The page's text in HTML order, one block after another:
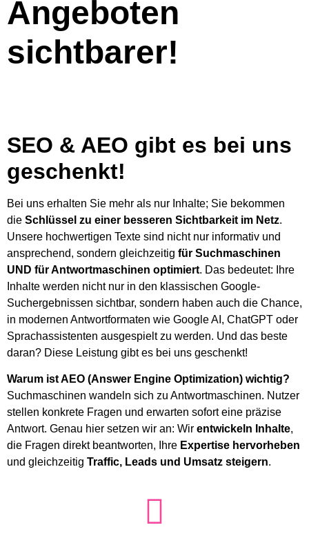
Angeboten
sichtbarer!
SEO & AEO gibt es bei uns
geschenkt!
Bei uns erhalten Sie mehr als nur Inhalte; Sie bekommen
die Schlüssel zu einer besseren Sichtbarkeit im Netz.
Unsere hochwertigen Texte sind nicht nur informativ und
ansprechend, sondern gleichzeitig für Suchmaschinen
UND für Antwortmaschinen optimiert. Das bedeutet: Ihre
Inhalte werden nicht nur in den klassischen Google-
Suchergebnissen sichtbar, sondern haben auch die Chance,
in modernen Antwortformaten wie Google AI, ChatGPT oder
Sprachassistenten ausgespielt zu werden. Und das beste
daran? Diese Leistung gibt es bei uns geschenkt!
Warum ist AEO (Answer Engine Optimization) wichtig?
Suchmaschinen wandeln sich zu Antwortmaschinen. Nutzer
stellen konkrete Fragen und erwarten sofort eine präzise
Antwort. Genau hier setzen wir an: Wir entwickeln Inhalte,
die Fragen direkt beantworten, Ihre Expertise hervorheben
und gleichzeitig Traffic, Leads und Umsatz steigern.